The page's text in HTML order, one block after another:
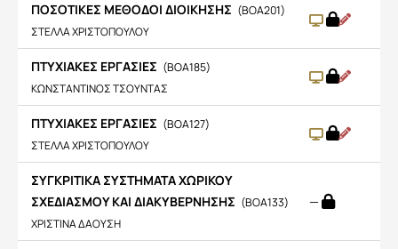
ΠΟΣΟΤΙΚΕΣ ΜΕΘΟΔΟΙ ΔΙΟΙΚΗΣΗΣ (BOA201)
ΣΤΕΛΛΑ ΧΡΙΣΤΟΠΟΥΛΟΥ
ΠΤΥΧΙΑΚΕΣ ΕΡΓΑΣΙΕΣ (BOA185)
ΚΩΝΣΤΑΝΤΙΝΟΣ ΤΣΟΥΝΤΑΣ
ΠΤΥΧΙΑΚΕΣ ΕΡΓΑΣΙΕΣ (BOA127)
ΣΤΕΛΛΑ ΧΡΙΣΤΟΠΟΥΛΟΥ
ΣΥΓΚΡΙΤΙΚΑ ΣΥΣΤΗΜΑΤΑ ΧΩΡΙΚΟΥ
ΣΧΕΔΙΑΣΜΟΥ ΚΑΙ ΔΙΑΚΥΒΕΡΝΗΣΗΣ (BOA133)
ΧΡΙΣΤΙΝΑ ΔΑΟΥΣΗ
—